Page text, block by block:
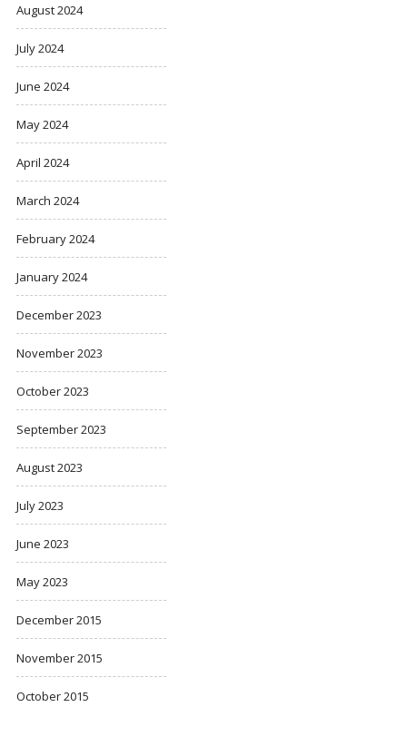
August 2024
July 2024
June 2024
May 2024
April 2024
March 2024
February 2024
January 2024
December 2023
November 2023
October 2023
September 2023
August 2023
July 2023
June 2023
May 2023
December 2015
November 2015
October 2015